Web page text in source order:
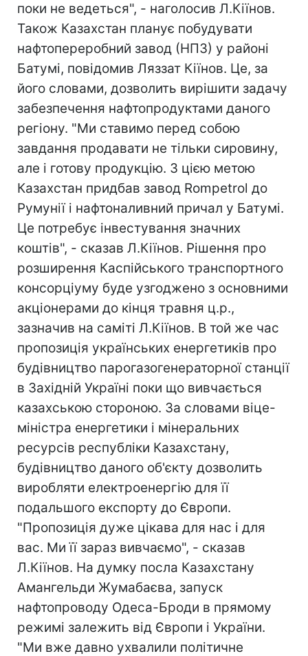
поки не ведеться", - наголосив Л.Кіїнов.
Також Казахстан планує побудувати
нафтопереробний завод (НПЗ) у районі
Батумі, повідомив Ляззат Кіїнов. Це, за
його словами, дозволить вирішити задачу
забезпечення нафтопродуктами даного
регіону. "Ми ставимо перед собою
завдання продавати не тільки сировину,
але і готову продукцію. З цією метою
Казахстан придбав завод Rompetrol до
Румунії і нафтоналивний причал у Батумі.
Це потребує інвестування значних
коштів", - сказав Л.Кіїнов. Рішення про
розширення Каспійського транспортного
консорціуму буде узгоджено з основними
акціонерами до кінця травня ц.р.,
зазначив на саміті Л.Кіїнов. В той же час
пропозиція українських енергетиків про
будівництво парогазогенераторної станції
в Західній Україні поки що вивчається
казахською стороною. За словами віце-
міністра енергетики і мінеральних
ресурсів республіки Казахстану,
будівництво даного об'єкту дозволить
виробляти електроенергію для її
подальшого експорту до Європи.
"Пропозиція дуже цікава для нас і для
вас. Ми її зараз вивчаємо", - сказав
Л.Кіїнов. На думку посла Казахстану
Амангельди Жумабаєва, запуск
нафтопроводу Одеса-Броди в прямому
режимі залежить від Європи і України.
"Ми вже давно ухвалили політичне